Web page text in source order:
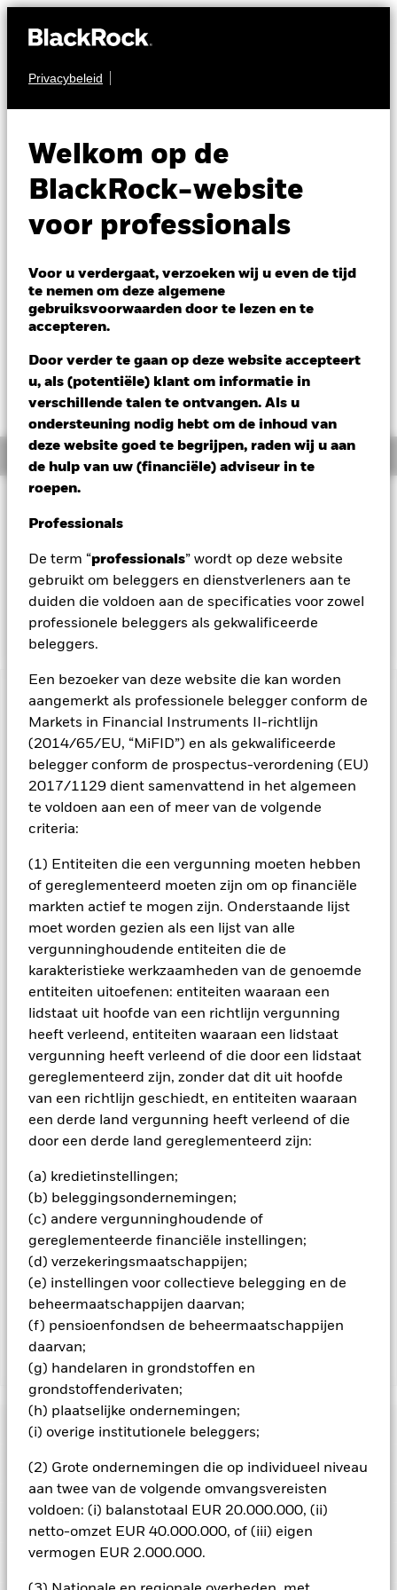
Privacybeleid
Welkom op de
BlackRock-website
voor professionals
Voor u verdergaat, verzoeken wij u even de tijd
te nemen om deze algemene
gebruiksvoorwaarden door te lezen en te
accepteren.
Door verder te gaan op deze website accepteert
u, als (potentiële) klant om informatie in
verschillende talen te ontvangen. Als u
ondersteuning nodig hebt om de inhoud van
deze website goed te begrijpen, raden wij u aan
de hulp van uw (financiële) adviseur in te
roepen.
Professionals
De term “professionals” wordt op deze website
gebruikt om beleggers en dienstverleners aan te
duiden die voldoen aan de specificaties voor zowel
professionele beleggers als gekwalificeerde
beleggers.
Een bezoeker van deze website die kan worden
aangemerkt als professionele belegger conform de
Markets in Financial Instruments II-richtlijn
(2014/65/EU, “MiFID”) en als gekwalificeerde
belegger conform de prospectus-verordening (EU)
2017/1129 dient samenvattend in het algemeen
te voldoen aan een of meer van de volgende
criteria:
(1) Entiteiten die een vergunning moeten hebben
of gereglementeerd moeten zijn om op financiële
markten actief te mogen zijn. Onderstaande lijst
moet worden gezien als een lijst van alle
vergunninghoudende entiteiten die de
karakteristieke werkzaamheden van de genoemde
entiteiten uitoefenen: entiteiten waaraan een
lidstaat uit hoofde van een richtlijn vergunning
heeft verleend, entiteiten waaraan een lidstaat
vergunning heeft verleend of die door een lidstaat
gereglementeerd zijn, zonder dat dit uit hoofde
van een richtlijn geschiedt, en entiteiten waaraan
een derde land vergunning heeft verleend of die
door een derde land gereglementeerd zijn:
(a) kredietinstellingen;
(b) beleggingsondernemingen;
(c) andere vergunninghoudende of
gereglementeerde financiële instellingen;
(d) verzekeringsmaatschappijen;
(e) instellingen voor collectieve belegging en de
beheermaatschappijen daarvan;
(f) pensioenfondsen de beheermaatschappijen
daarvan;
(g) handelaren in grondstoffen en
grondstoffenderivaten;
(h) plaatselijke ondernemingen;
(i) overige institutionele beleggers;
(2) Grote ondernemingen die op individueel niveau
aan twee van de volgende omvangsvereisten
voldoen: (i) balanstotaal EUR 20.000.000, (ii)
netto-omzet EUR 40.000.000, of (iii) eigen
vermogen EUR 2.000.000.
AANDELEN
Equity Fund
NAV per 07/aug/2026
SGD 13,58
Verandering NAV 1 dag per 07/aug/2026
SGD 0,12 (0,89%)
Overzicht
Het Fonds streeft naar een maximaal rendement op uw
opbrengsten uit de activa van het Fonds. Het Fonds belegt
ten minste 70% van zijn totale activa in aandelen van
bedrijven die zijn gevestigd of voornamelijk economisch
actief zijn in Japan.
BELANGRIJKE GEGEVENS: Kapitaalrisico.De waarde en
het rendement van beleggingen kunnen dalen en stijgen, en
zijn niet gegarandeerd. Beleggers verliezen mogelijk hun
oorspronkelijke inleg.
Het fonds belegt voor een groot deel in effecten die
genoteerd zijn in een vreemde valuta; schommelingen van de
aandelen van kleinere ondernemingen die zich minder
voorspelbaar kunnen ontwikkelen en minder liquide kunnen
zijn dan aandelen van grotere ondernemingen.
Alle aandelenklassen met valutahedging van dit fonds
gebruiken derivaten om valutarisico's af te dekken. Het
gebruik van derivaten voor een aandelenklasse kan een
potentieel besmettingsrisico (ook bekend als spill-over) voor
geschikte procedures worden gebruikt om het
besmettingsrisico voor andere aandelenklassen te
minimaliseren. Via het uitklapvakje direct onder de naam van
het fonds, kunt u een lijst van alle aandelenklassen in het
fonds bekijken – aandelenklassen met valutahedging worden
aangegeven door het woord 'Hedged' in de naam van de
aandelenklassen met valutahedging op aanvraag
verkrijgbaar bij de beheermaatschappij van het fonds.
In de mate waarin het Fonds effecten uitleent om zijn kosten
te reduceren, ontvangt het Fonds 62,5% van de hiermee
verbonden inkomsten en komen de resterende 37,5% ten
goede aan BlackRock als effectenuitleenagent. Aangezien de
verdeling van opbrengsten uit effectenleningen de
exploitatiekosten van het Fonds niet verhoogt, is deze niet in
de lopende kosten opgenomen.
BGF Japan Flexible Equity Fund
Risicometer
Performance
Grafiek
Volledige grafiek bekijken
Het beleggingsrisico is geconcentreerd in specifieke
sectoren, landen, valuta's of bedrijven. Dit betekent dat het
Fonds gevoeliger is voor lokale economische, markt-,
De waarde van aandelen en aandelengerelateerde effecten
Kerngegevens
Portefeuille kenmerken